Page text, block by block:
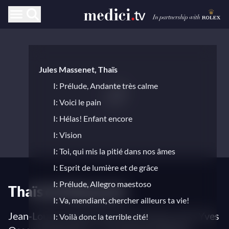
Jules Massenet, Thaïs
I: Prélude, Andante très calme
I: Voici le pain
I: Hélas! Enfant encore
I: Vision
I: Toi, qui mis la pitié dans nos âmes
I: Esprit de lumière et de grâce
I: Prélude, Allegro maestoso
I: Va, mendiant, chercher ailleurs ta vie!
I: Voilà donc la terrible cité!
Thaïs de Massenet
Jean-Louis Grinda (puesta en escena), Jean-Yves